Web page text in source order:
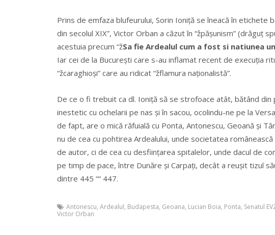
Prins de emfaza blufeurului, Sorin Ioniță se îneacă în etichete
din secolul XIX”, Victor Orban a căzut în “žpășunism”
acestuia precum “žSa fie Ardealul cum a fost si natiunea
Iar cei de la București care s-au inflamat recent de execuția
“žcaraghioși” care au ridicat “žflamura naționalistă”.
De ce o fi trebuit ca dl. Ioniță să se strofoace atât, bătând din
inestetic cu ochelarii pe nas și în sacou, ocolindu-ne pe la
de fapt, are o mică răfuială cu Ponta, Antonescu, Geoană și
nu de cea cu pohtirea Ardealului, unde societatea
de autor, ci de cea cu desființarea spitalelor, unde dacul de
pe timp de pace, între Dunăre și Carpați, decât a reușit tizul
dintre 445 ““ 447.
Antonescu, Ardealul, Budapesta, Geoana, Lucian Boia, Ponta, Senatul
Victor Orban